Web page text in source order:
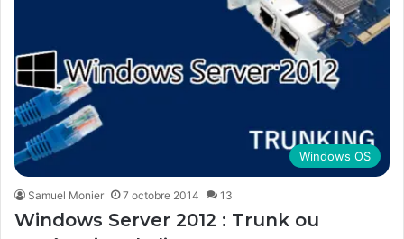
Windows OS
Samuel Monier 7 octobre 2014 13
Windows Server 2012 : Trunk ou